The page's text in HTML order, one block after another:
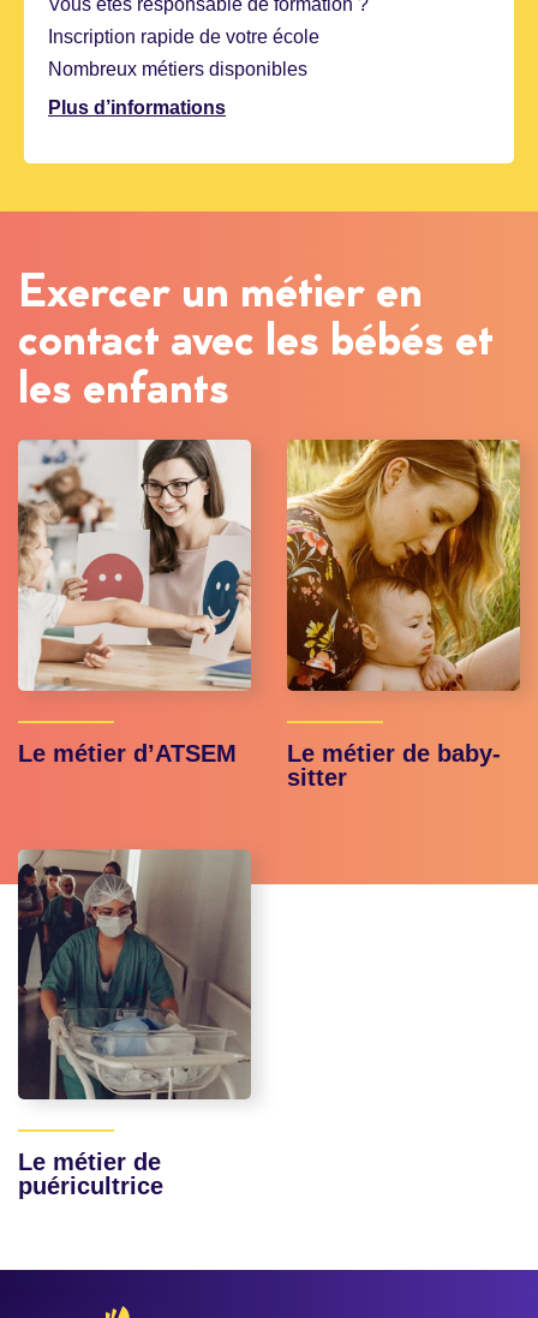
Vous êtes responsable de formation ?
Inscription rapide de votre école
Nombreux métiers disponibles
Plus d’informations
Exercer un métier en
contact avec les bébés et
les enfants
Le métier d’ATSEM
Le métier de baby-
sitter
Le métier de
puéricultrice